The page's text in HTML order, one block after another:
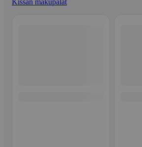
Kissan makupalat